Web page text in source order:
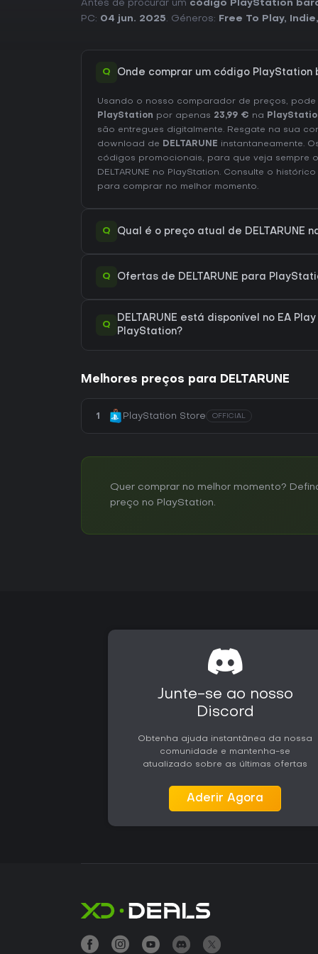
Antes de procurar um código PlayStation
PC: 04 jun. 2025. Géneros: Free To Play, Indie
Q Onde comprar um código PlayStation
Usando o nosso comparador de preços,
PlayStation por apenas 23,99 € na
são entregues digitalmente. Resgate na sua
download de DELTARUNE instantaneamente.
códigos promocionais, para que veja sempre
DELTARUNE no PlayStation. Consulte o histórico
para comprar no melhor momento.
Q Qual é o preço atual de DELTARUNE
Q Ofertas de DELTARUNE para
Q
DELTARUNE está disponível no EA
PlayStation?
Melhores preços para DELTARUNE
1 PlayStation Store OFFICIAL
Quer comprar no melhor momento?
preço no PlayStation.
Junte-se ao nosso
Discord
Obtenha ajuda instantânea da nossa
comunidade e mantenha-se
atualizado sobre as últimas ofertas
Aderir Agora